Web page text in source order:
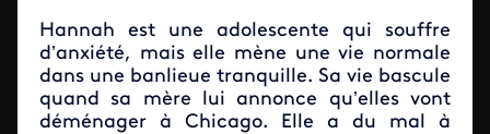
Hannah est une adolescente qui souffre
d’anxiété, mais elle mène une vie normale
dans une banlieue tranquille. Sa vie bascule
quand sa mère lui annonce qu’elles vont
déménager à Chicago. Elle a du mal à